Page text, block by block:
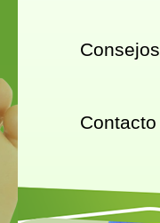
Consejos
Contacto